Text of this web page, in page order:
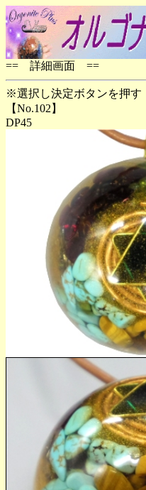
== 詳細画面 ==
※選択し決定ボタンを押す
【No.102】
DP45